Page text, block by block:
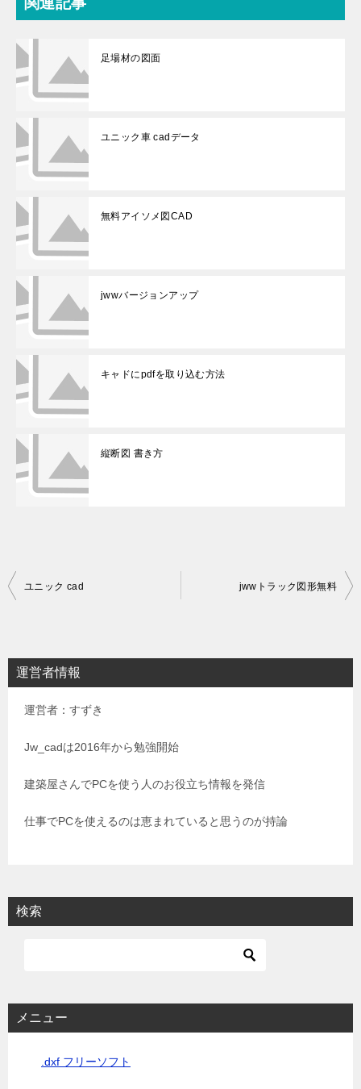
足場材の図面
ユニック車 cadデータ
無料アイソメ図CAD
jwwバージョンアップ
キャドにpdfを取り込む方法
縦断図 書き方
投
ビ
ゲ
ユニック cad jwwトラック図形無料
運営者情報
運営者：すずき
Jw_cadは2016年から勉強開始
建築屋さんでPCを使う人のお役立ち情報を発信
仕事でPCを使えるのは恵まれていると思うのが持論
検索
メニュー
.dxf フリーソフト